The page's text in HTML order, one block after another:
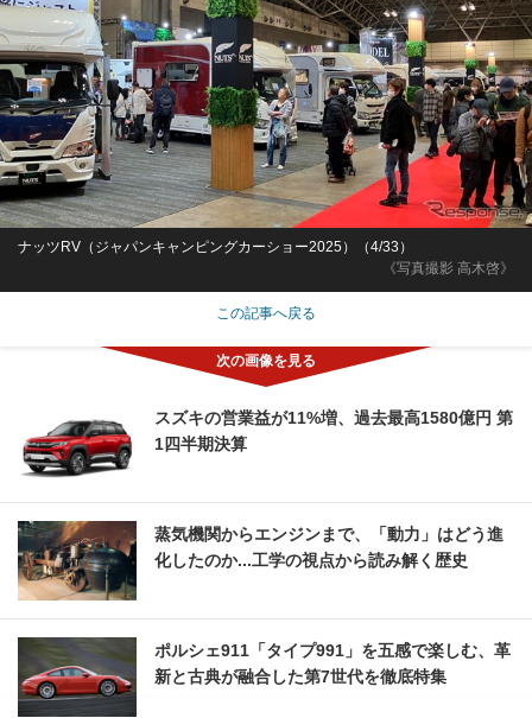
《写真撮影 高木啓》
ナッツRV（ジャパンキャンピングカーショー2025）（4/33）
この記事へ戻る
スズキの営業益が11%増、過去最高1580億円 第
1四半期決算
蒸気機関からエンジンまで、「動力」はどう進
化したのか...工学の視点から読み解く歴史
ポルシェ911「タイプ991」を五感で楽しむ、革
新と古典が融合した第7世代を徹底特集